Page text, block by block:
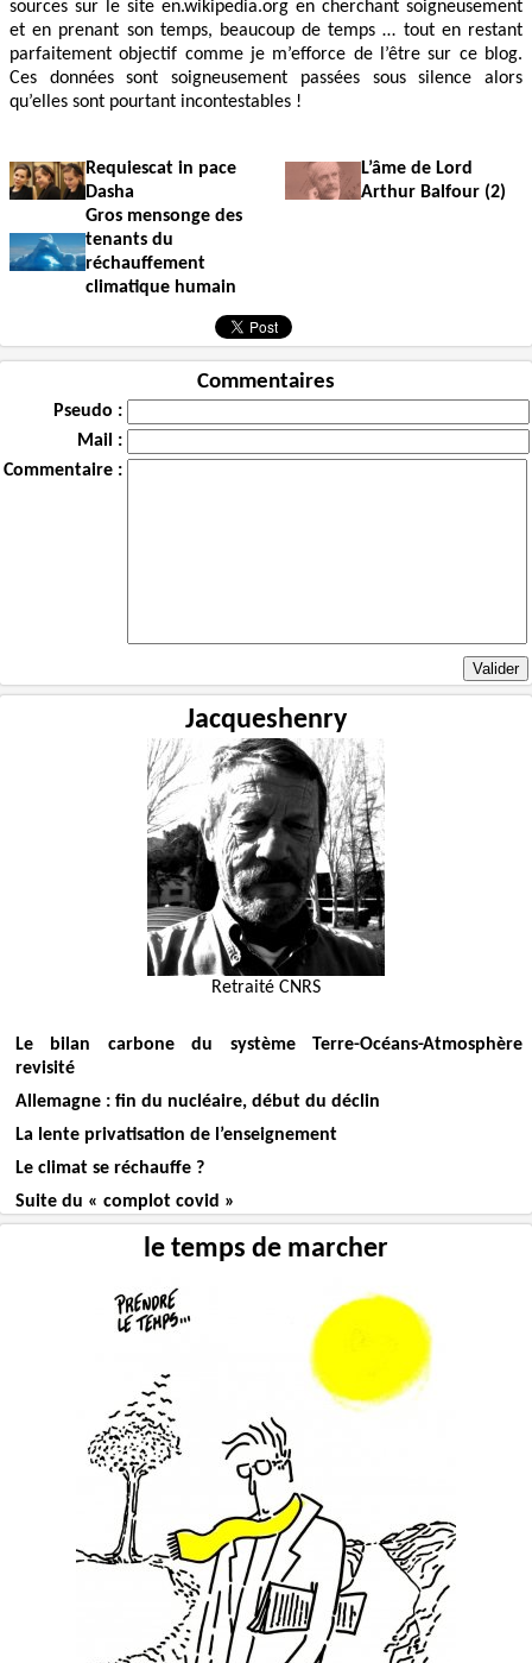
sources sur le site en.wikipedia.org en cherchant soigneusement
et en prenant son temps, beaucoup de temps … tout en restant
parfaitement objectif comme je m’efforce de l’être sur ce blog.
Ces données sont soigneusement passées sous silence alors
qu’elles sont pourtant incontestables !
Requiescat in pace
Dasha
L’âme de Lord
Arthur Balfour (2)
Gros mensonge des
tenants du
réchauffement
climatique humain
Commentaires
Pseudo :
Mail :
Commentaire :
Jacqueshenry
Retraité CNRS
Le bilan carbone du système Terre-Océans-Atmosphère
revisité
Allemagne : fin du nucléaire, début du déclin
La lente privatisation de l’enseignement
Le climat se réchauffe ?
Suite du « complot covid »
le temps de marcher